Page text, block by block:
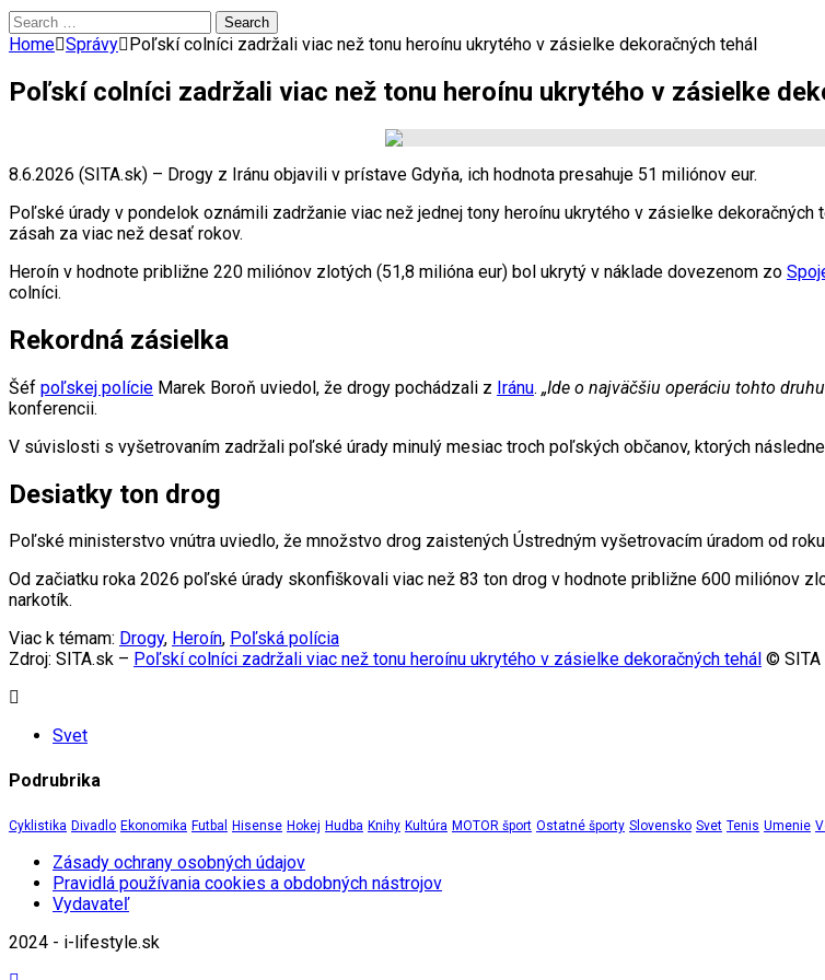
Search
for:
Home Správy Poľskí colníci zadržali viac než tonu heroínu ukrytého v zásielke dekoračných tehál
Poľskí colníci zadržali viac než tonu heroínu ukrytého v zásielke
8.6.2026 (SITA.sk) – Drogy z Iránu objavili v prístave Gdyňa, ich hodnota presahuje 51 miliónov eur.
Poľské úrady v pondelok oznámili zadržanie viac než jednej tony heroínu ukrytého v zásielke
zásah za viac než desať rokov.
Heroín v hodnote približne 220 miliónov zlotých (51,8 milióna eur) bol ukrytý v náklade dovezenom zo
colníci.
Rekordná zásielka
Šéf poľskej polície Marek Boroň uviedol, že drogy pochádzali z Iránu. „Ide o najväčšiu operáciu tohto
konferencii.
V súvislosti s vyšetrovaním zadržali poľské úrady minulý mesiac troch poľských občanov, ktorých
Desiatky ton drog
Poľské ministerstvo vnútra uviedlo, že množstvo drog zaistených Ústredným vyšetrovacím úradom od
Od začiatku roka 2026 poľské úrady skonfiškovali viac než 83 ton drog v hodnote približne 600 miliónov
narkotík.
Viac k témam: Drogy, Heroín, Poľská polícia
Zdroj: SITA.sk – Poľskí colníci zadržali viac než tonu heroínu ukrytého v zásielke dekoračných tehál © SITA
Svet
Podrubrika
Cyklistika Divadlo Ekonomika Futbal Hisense Hokej Hudba Knihy Kultúra MOTOR šport Ostatné športy Slovensko Svet Tenis Umenie
Zásady ochrany osobných údajov
Pravidlá používania cookies a obdobných nástrojov
Vydavateľ
2024 - i-lifestyle.sk